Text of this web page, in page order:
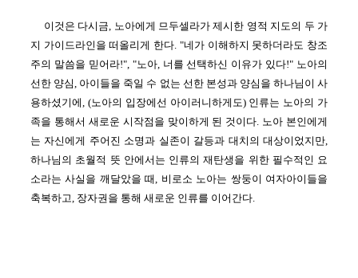
이것은 다시금, 노아에게 므두셀라가 제시한 영적 지도의 두 가
지 가이드라인을 떠올리게 한다. "네가 이해하지 못하더라도 창조
주의 말씀을 믿어라!", "노아, 너를 선택하신 이유가 있다!" 노아의
선한 양심, 아이들을 죽일 수 없는 선한 본성과 양심을 하나님이 사
용하셨기에, (노아의 입장에선 아이러니하게도) 인류는 노아의 가
족을 통해서 새로운 시작점을 맞이하게 된 것이다. 노아 본인에게
는 자신에게 주어진 소명과 실존이 갈등과 대치의 대상이었지만,
하나님의 초월적 뜻 안에서는 인류의 재탄생을 위한 필수적인 요
소라는 사실을 깨달았을 때, 비로소 노아는 쌍둥이 여자아이들을
축복하고, 장자권을 통해 새로운 인류를 이어간다.